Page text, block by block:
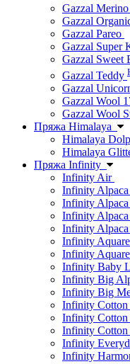
Gazzal
Gazzal
Gazzal Pareo
Gazzal Super
Gazzal Sweet
Gazzal Teddy
Gazzal
Gazzal Wool
Gazzal Wool
Пряжа Himalaya
Himalaya
Himalaya
Пряжа Infinity
Infinity Air
Infinity Alpaca
Infinity
Infinity
Infinity
Infinity
Infinity
Infinity Baby
Infinity Big
Infinity Big
Infinity Cotton
Infinity Cotton
Infinity
Infinity
Infinity